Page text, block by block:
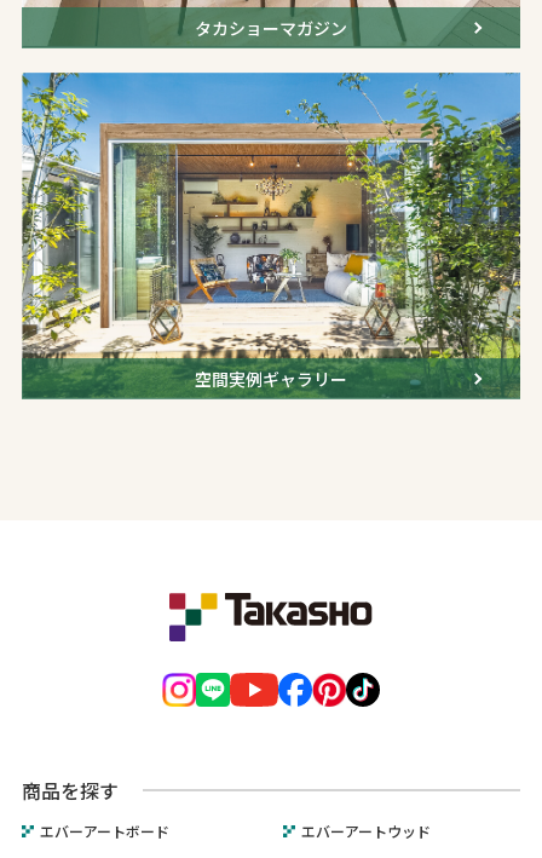
タカショーマガジン
空間実例ギャラリー
商品を探す
エバーアートボード エバーアートウッド